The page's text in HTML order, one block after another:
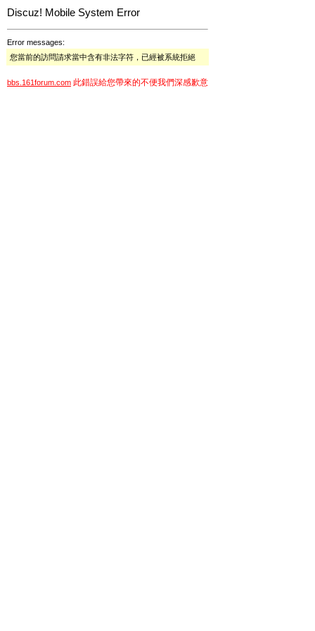
Discuz! Mobile System Error
Error messages:
您當前的訪問請求當中含有非法字符，已經被系統拒絕
bbs.161forum.com 此錯誤給您帶來的不便我們深感歉意